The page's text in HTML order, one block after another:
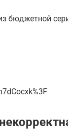
бюджетной